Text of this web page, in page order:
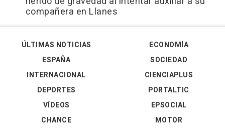
compañera en Llanes
ÚLTIMAS NOTICIAS
ESPAÑA
INTERNACIONAL
DEPORTES
VÍDEOS
ECONOMÍA
SOCIEDAD
CIENCIAPLUS
PORTALTIC
EPSOCIAL
CHANCE
MOTOR